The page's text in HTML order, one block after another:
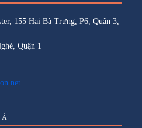
155 Hai Bà Trưng, P6, Quận 3,
Quận 1
Á